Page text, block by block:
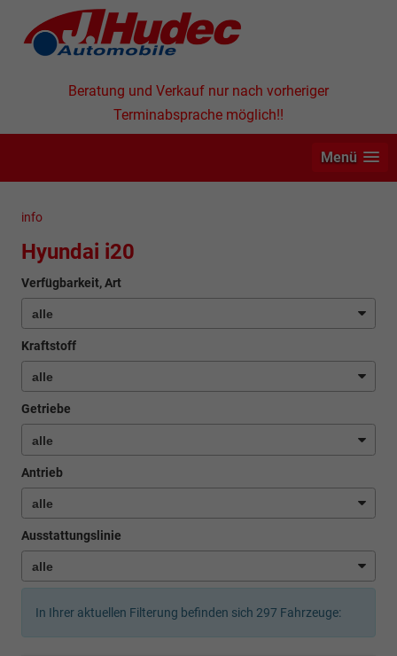
Beratung und Verkauf nur nach vorheriger
Terminabsprache möglich!!
Menü
info
Hyundai i20
Verfügbarkeit, Art
Kraftstoff
Getriebe
Antrieb
Ausstattungslinie
In Ihrer aktuellen Filterung befinden sich 297 Fahrzeuge: